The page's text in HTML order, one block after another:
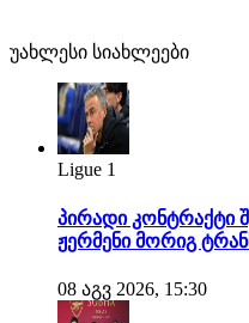
უახლესი სიახლეები
Ligue 1
პირადი კონტრაქტი
ჟერმენი მორიგ
08 აგვ 2026, 15:30